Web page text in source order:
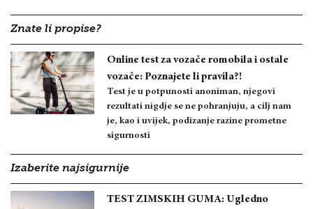
Znate li propise?
Online test za vozače romobila i ostale
vozače: Poznajete li pravila?!
Test je u potpunosti anoniman, njegovi
rezultati nigdje se ne pohranjuju, a cilj nam
je, kao i uvijek, podizanje razine prometne
sigurnosti
Izaberite najsigurnije
TEST ZIMSKIH GUMA: Ugledno